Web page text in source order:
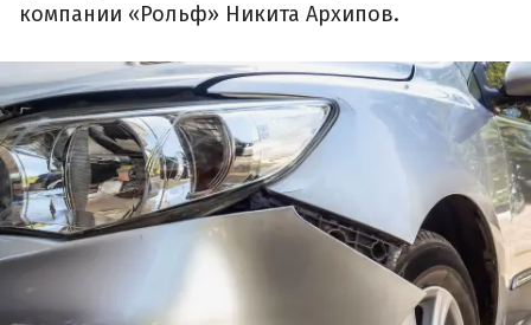
компании «Рольф» Никита Архипов.